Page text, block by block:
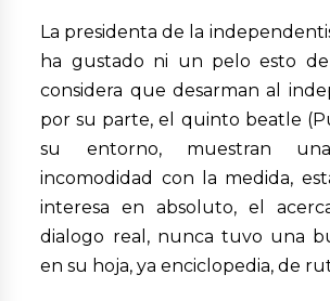
La presidenta de la
ha gustado ni un pelo esto
considera que desarman al
por su parte, el quinto beatle
su entorno, muestran
incomodidad con la medida,
interesa en absoluto, el
dialogo real, nunca tuvo una
en su hoja, ya enciclopedia, de